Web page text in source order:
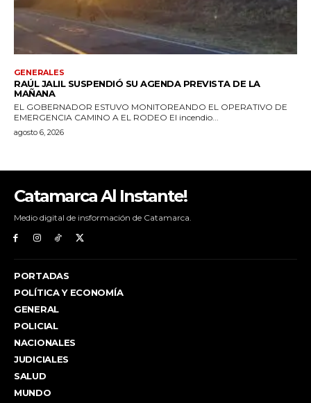
Catamarca Al Instante!
Medio digital de insformación de Catamarca.
PORTADAS
POLÍTICA Y ECONOMÍA
GENERAL
POLICIAL
NACIONALES
JUDICIALES
SALUD
MUNDO